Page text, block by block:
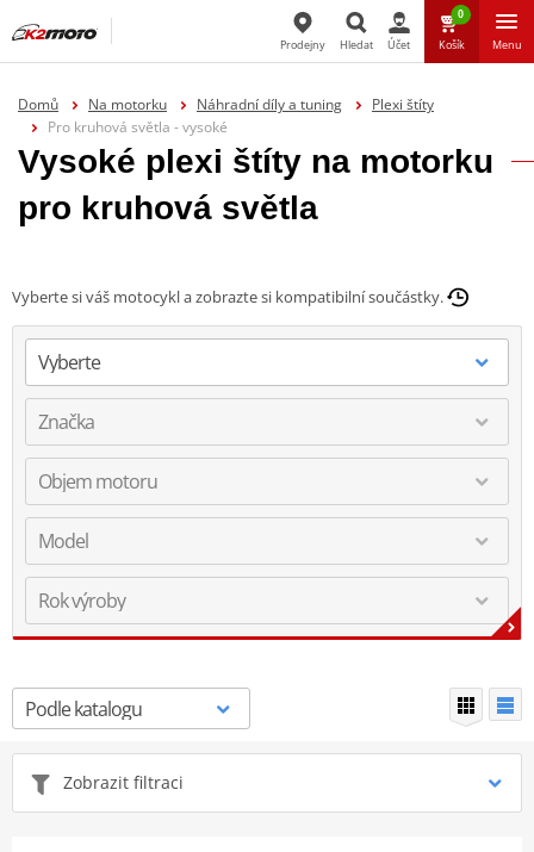
Prodejny Hledat Účet
0
Košík Menu
Domů Na motorku Náhradní díly a tuning
Plexi štíty
Pro kruhová světla - vysoké
Vysoké plexi štíty na motorku
pro kruhová světla
Vyberte si váš motocykl a zobrazte si kompatibilní součástky.
Zobrazit filtraci